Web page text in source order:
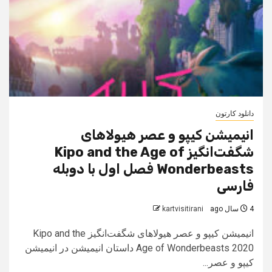
دانلود کارتون
انیمیشن کیپو و عصر هیولاهای
شگفت‌انگیز Kipo and the Age of
Wonderbeasts فصل اول با دوبله
فارسی
4 سال ago kartvisitirani
انیمیشن کیپو و عصر هیولاهای شگفت‌انگیز Kipo and the
Age of Wonderbeasts 2020 داستان انیمیشن در انیمیشن
کیپو و عصر...